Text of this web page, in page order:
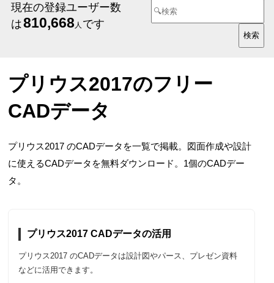
現在の登録ユーザー数
は810,668 人 です
プリウス2017のフリー
CADデータ
プリウス2017 のCADデータを一覧で掲載。図面作成や設計
に使えるCADデータを無料ダウンロード。1個のCADデー
タ。
プリウス2017 CADデータの活用
プリウス2017 のCADデータは設計図やパース、プレゼン資料
などに活用できます。